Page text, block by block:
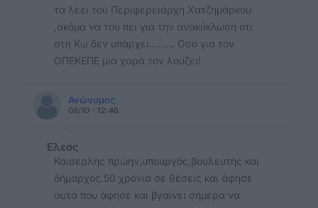
τα λέει του Περιφερειάρχη Χατζημάρκου
,ακόμα να του πει για την ανακύκλωση οτι
στη Κω δεν υπάρχει......... Οσο για τον
ΟΠΕΚΕΠΕ μια χαρά τον λούζει!
Ανώνυμος
08/10 - 12:46
Ελεος
Καισερλης πρώην,υπουργός,βουλευτής και
δήμαρχος.50 χρόνια σε θέσεις και άφησε
αυτά που άφησε και βγαίνει σήμερα να